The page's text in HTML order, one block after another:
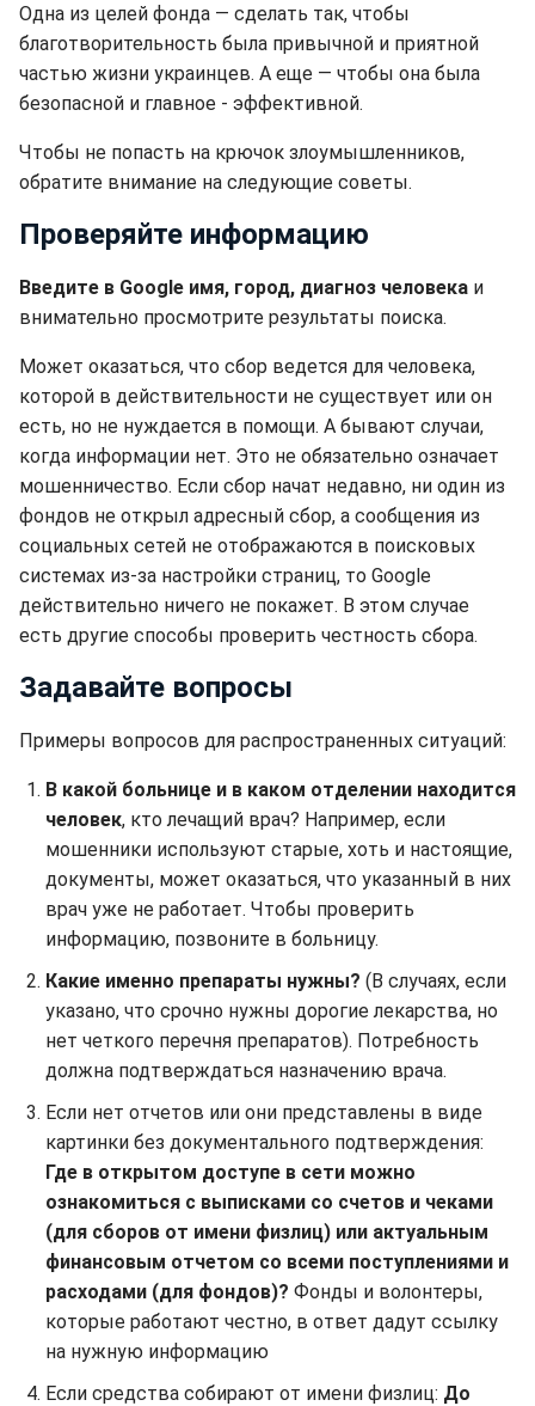
Одна из целей фонда — сделать так, чтобы
благотворительность была привычной и приятной
частью жизни украинцев. А еще — чтобы она была
безопасной и главное - эффективной.
Чтобы не попасть на крючок злоумышленников,
обратите внимание на следующие советы.
Проверяйте информацию
Введите в Google имя, город, диагноз человека и
внимательно просмотрите результаты поиска.
Может оказаться, что сбор ведется для человека,
которой в действительности не существует или он
есть, но не нуждается в помощи. А бывают случаи,
когда информации нет. Это не обязательно означает
мошенничество. Если сбор начат недавно, ни один из
фондов не открыл адресный сбор, а сообщения из
социальных сетей не отображаются в поисковых
системах из-за настройки страниц, то Google
действительно ничего не покажет. В этом случае
есть другие способы проверить честность сбора.
Задавайте вопросы
Примеры вопросов для распространенных ситуаций:
В какой больнице и в каком отделении находится
человек, кто лечащий врач? Например, если
мошенники используют старые, хоть и настоящие,
документы, может оказаться, что указанный в них
врач уже не работает. Чтобы проверить
информацию, позвоните в больницу.
Какие именно препараты нужны? (В случаях, если
указано, что срочно нужны дорогие лекарства, но
нет четкого перечня препаратов). Потребность
должна подтверждаться назначению врача.
Если нет отчетов или они представлены в виде
картинки без документального подтверждения:
Где в открытом доступе в сети можно
ознакомиться с выписками со счетов и чеками
(для сборов от имени физлиц) или актуальным
финансовым отчетом со всеми поступлениями и
расходами (для фондов)? Фонды и волонтеры,
которые работают честно, в ответ дадут ссылку
на нужную информацию
Если средства собирают от имени физлиц: До